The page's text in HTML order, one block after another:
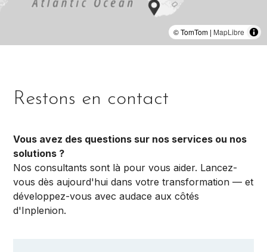
© TomTom | MapLibre
Restons en contact
Vous avez des questions sur nos services ou nos
solutions ?
Nos consultants sont là pour vous aider. Lancez-
vous dès aujourd'hui dans votre transformation — et
développez-vous avec audace aux côtés
d'Inplenion.